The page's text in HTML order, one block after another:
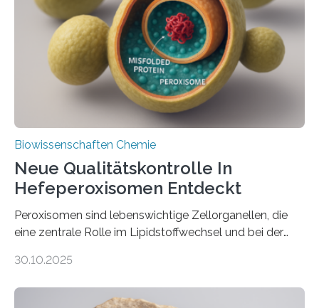
Biowissenschaften Chemie
Neue Qualitätskontrolle In
Hefeperoxisomen Entdeckt
Peroxisomen sind lebenswichtige Zellorganellen, die
eine zentrale Rolle im Lipidstoffwechsel und bei der
erfüllen können, müssen zahlreiche Enzyme präzise in
der Ruhr-Universität Bochum um Prof. Dr. Ralf Erdmann
30.10.2025